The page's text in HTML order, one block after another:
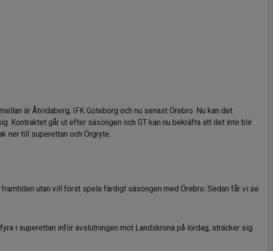
är Åtvidaberg, IFK Göteborg och nu senast Örebro. Nu kan det
Kontraktet går ut efter säsongen och GT kan nu bekräfta att det inte blir
ner till superettan och Örgryte.
utan vill först spela färdigt säsongen med Örebro. Sedan får vi se
i superettan inför avslutningen mot Landskrona på lördag, sträcker sig